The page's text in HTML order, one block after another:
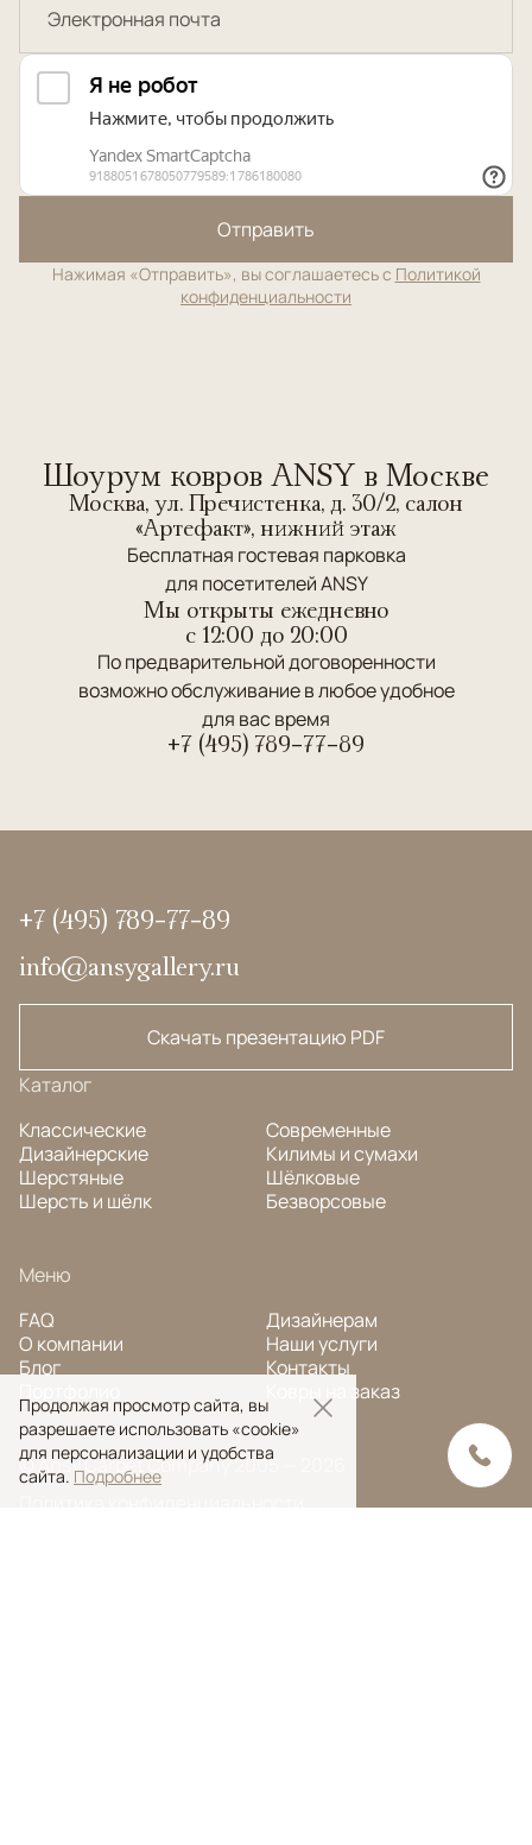
Отправить
Нажимая «Отправить», вы соглашаетесь с Политикой
конфиденциальности
Шоурум ковров ANSY в Москве
Москва, ул. Пречистенка, д. 30/2, салон
«Артефакт», нижний этаж
Бесплатная гостевая парковка
для посетителей ANSY
Мы открыты ежедневно
c 12:00 до 20:00
По предварительной договоренности
возможно обслуживание в любое удобное
для вас время
+7 (495) 789-77-89
+7 (495) 789-77-89
info@ansygallery.ru
Скачать презентацию PDF
Каталог
Классические
Дизайнерские
Шерстяные
Шерсть и шёлк
Современные
Килимы и сумахи
Шёлковые
Безворсовые
Меню
FAQ
О компании
Блог
Дизайнерам
Наши услуги
Контакты
Ковры на заказ
© Ansy Carpet Company 2005 — 2026
Продолжая просмотр сайта, вы
разрешаете использовать «cookie»
для персонализации и удобства
сайта. Подробнее